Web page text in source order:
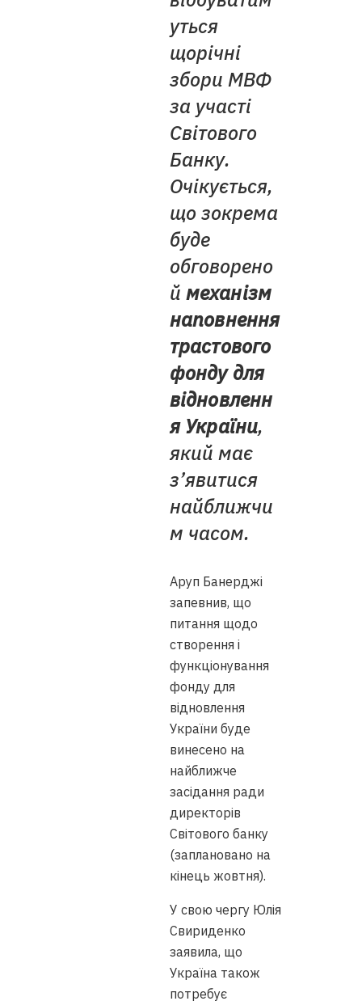
уться
щорічні
збори МВФ
за участі
Світового
Банку.
Очікується,
що зокрема
буде
обговорено
й механізм
наповнення
трастового
фонду для
відновленн
я України,
який має
з’явитися
найближчи
м часом.
Аруп Банерджі
запевнив, що
питання щодо
створення і
функціонування
фонду для
відновлення
України буде
винесено на
найближче
засідання ради
директорів
Світового банку
(заплановано на
кінець жовтня).
У свою чергу Юлія
Свириденко
заявила, що
Україна також
потребує